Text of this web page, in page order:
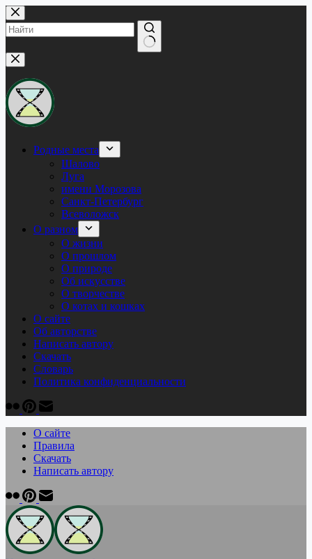
Перейти
к
сути
Ничего
не
найдено
Родные места
Шалово
Луга
имени Морозова
Санкт-Петербург
Всеволожск
О разном
О жизни
О прошлом
О природе
Об искусстве
О творчестве
О котах и кошках
О сайте
Об авторстве
Написать автору
Скачать
Cловарь
Политика конфиденциальности
О сайте
Правила
Скачать
Написать автору